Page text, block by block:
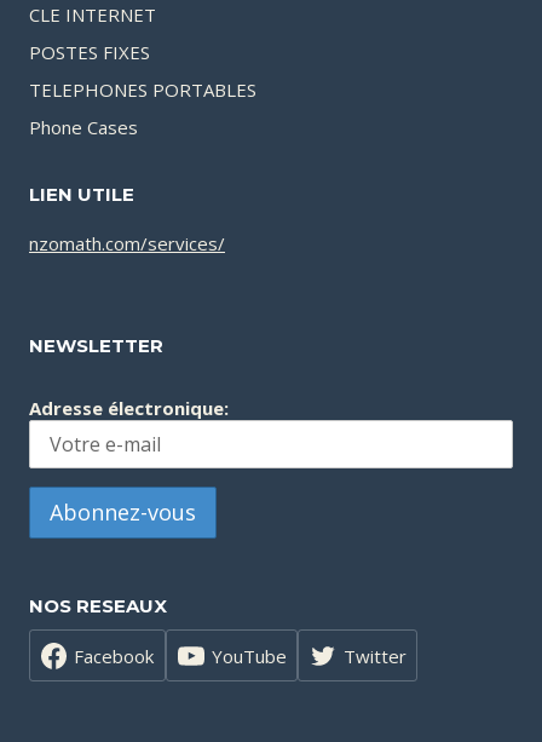
CLE INTERNET
POSTES FIXES
TELEPHONES PORTABLES
Phone Cases
LIEN UTILE
nzomath.com/services/
NEWSLETTER
Adresse électronique:
NOS RESEAUX
Facebook YouTube Twitter